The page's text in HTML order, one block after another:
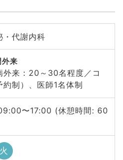
・代謝内科
外来
外来：20～30名程度／コ
約制）、医師1名体制
〜17:00 (休憩時間: 60
火